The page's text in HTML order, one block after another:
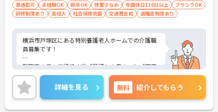
車通勤可 未経験OK 新卒OK 残業少なめ 年間休日110日以上
ブランクOK
研修制度あり
高収入 社会保険完備 交通費支給 退職金制度あり
横浜市戸塚区にある特別養護老人ホームでの介護職
員募集です！
離職率の低い施設です◎「風通しの良さ」と「丁寧
な指導」が離職率の低さに繋がっています！
福利厚生・研修制度が充実。安心してステップアッ
プできる環境が整っていますよ★
詳細を見る 無料 紹介してもらう